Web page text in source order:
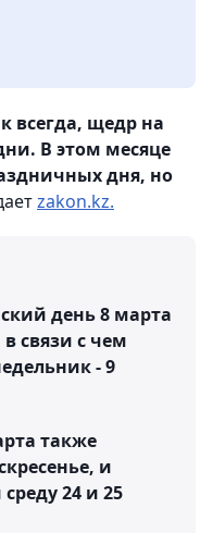
всегда, щедр на
В этом месяце
дня, но
zakon.kz.
день 8 марта
связи с чем
- 9
также
и
24 и 25